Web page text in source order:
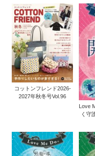
コットンフレンド2026-
2027年秋冬号Vol.96
Love
く守